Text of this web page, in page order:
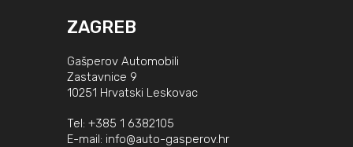
ZAGREB
Gašperov Automobili
Zastavnice 9
10251 Hrvatski Leskovac
Tel: +385 1 6382105
E-mail: info@auto-gasperov.hr